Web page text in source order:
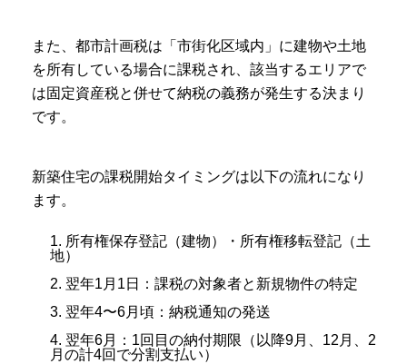
また、都市計画税は「市街化区域内」に建物や土地
を所有している場合に課税され、該当するエリアで
は固定資産税と併せて納税の義務が発生する決まり
です。
新築住宅の課税開始タイミングは以下の流れになり
ます。
1. 所有権保存登記（建物）・所有権移転登記（土
地）
2. 翌年1月1日：課税の対象者と新規物件の特定
3. 翌年4〜6月頃：納税通知の発送
4. 翌年6月：1回目の納付期限（以降9月、12月、2
月の計4回で分割支払い）